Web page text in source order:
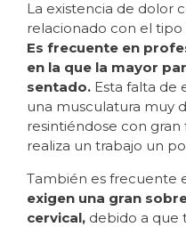
La existencia de dolor
relacionado con el tipo
Es frecuente en
en la que la mayor
sentado. Esta falta de
una musculatura muy
resintiéndose con
realiza un trabajo un
También es frecuente
exigen una gran
cervical, debido a que